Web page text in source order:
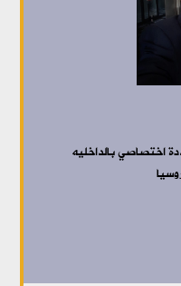
اختصاصي بالداخليه